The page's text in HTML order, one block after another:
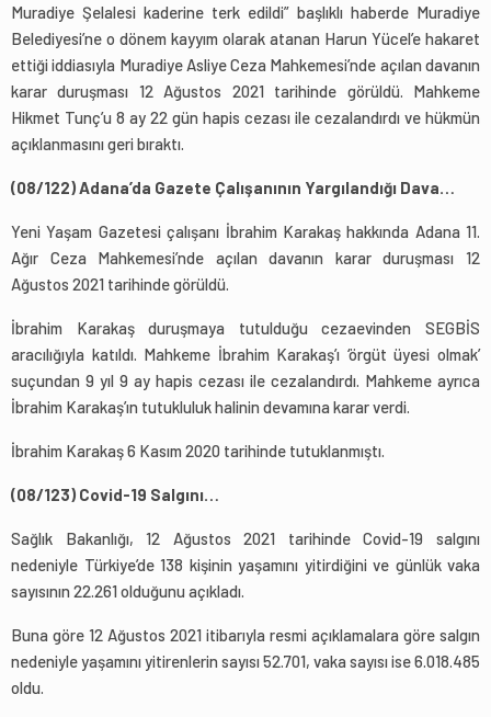
Muradiye Şelalesi kaderine terk edildi” başlıklı haberde Muradiye
Belediyesi’ne o dönem kayyım olarak atanan Harun Yücel’e hakaret
ettiği iddiasıyla Muradiye Asliye Ceza Mahkemesi’nde açılan davanın
karar duruşması 12 Ağustos 2021 tarihinde görüldü. Mahkeme
Hikmet Tunç’u 8 ay 22 gün hapis cezası ile cezalandırdı ve hükmün
açıklanmasını geri bıraktı.
(08/122) Adana’da Gazete Çalışanının Yargılandığı Dava…
Yeni Yaşam Gazetesi çalışanı İbrahim Karakaş hakkında Adana 11.
Ağır Ceza Mahkemesi’nde açılan davanın karar duruşması 12
Ağustos 2021 tarihinde görüldü.
İbrahim Karakaş duruşmaya tutulduğu cezaevinden SEGBİS
aracılığıyla katıldı. Mahkeme İbrahim Karakaş’ı ‘örgüt üyesi olmak’
suçundan 9 yıl 9 ay hapis cezası ile cezalandırdı. Mahkeme ayrıca
İbrahim Karakaş’ın tutukluluk halinin devamına karar verdi.
İbrahim Karakaş 6 Kasım 2020 tarihinde tutuklanmıştı.
(08/123) Covid-19 Salgını…
Sağlık Bakanlığı, 12 Ağustos 2021 tarihinde Covid-19 salgını
nedeniyle Türkiye’de 138 kişinin yaşamını yitirdiğini ve günlük vaka
sayısının 22.261 olduğunu açıkladı.
Buna göre 12 Ağustos 2021 itibarıyla resmi açıklamalara göre salgın
nedeniyle yaşamını yitirenlerin sayısı 52.701, vaka sayısı ise 6.018.485
oldu.